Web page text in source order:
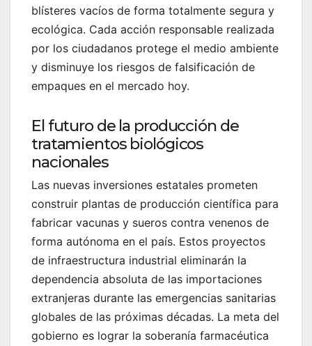
blísteres vacíos de forma totalmente segura y
ecológica. Cada acción responsable realizada
por los ciudadanos protege el medio ambiente
y disminuye los riesgos de falsificación de
empaques en el mercado hoy.
El futuro de la producción de
tratamientos biológicos
nacionales
Las nuevas inversiones estatales prometen
construir plantas de producción científica para
fabricar vacunas y sueros contra venenos de
forma autónoma en el país. Estos proyectos
de infraestructura industrial eliminarán la
dependencia absoluta de las importaciones
extranjeras durante las emergencias sanitarias
globales de las próximas décadas. La meta del
gobierno es lograr la soberanía farmacéutica